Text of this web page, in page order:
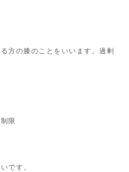
方の膝のことをいいます。過剰
限
です。